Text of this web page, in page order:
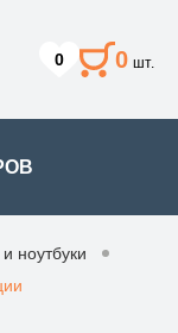
0 0 шт.
ноутбуки